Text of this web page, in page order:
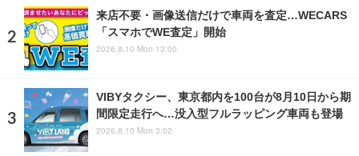
来店不要・画像送信だけで車両を査定…WECARS
「スマホでWE査定」開始
2026.8.10 Mon 13:00
VIBYタクシー、東京都内を100台が8月10日から期
間限定走行へ…没入型フルラッピング車両も登場
2026.8.10 Mon 3:02